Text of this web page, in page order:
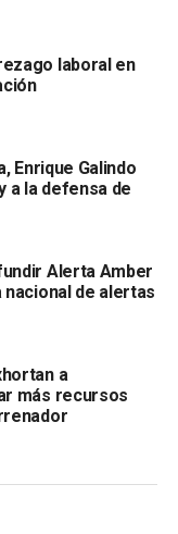
siete mil
como los que
un punto de
del
un inmueble de
Sánchez,
laboral en
Enrique Galindo
a la defensa de
Alerta Amber
de alertas
a
más recursos